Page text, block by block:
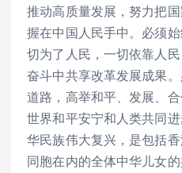
推动高质量发展，努力把
握在中国人民手中。必须
切为了人民，一切依靠人
奋斗中共享改革发展成果
道路，高举和平、发展、
世界和平安宁和人类共同
华民族伟大复兴，是包括
同胞在内的全体中华儿女